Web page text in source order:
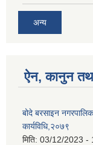
अन्य
ऐन, कानुन तथा
बोदे बरसाइन
कार्यविधि,२०७९
मिति: 03/12/2023 -